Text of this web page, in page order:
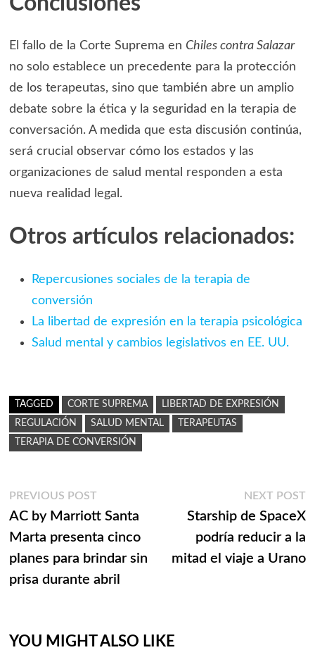
El fallo de la Corte Suprema en Chiles contra Salazar
no solo establece un precedente para la protección
de los terapeutas, sino que también abre un amplio
debate sobre la ética y la seguridad en la terapia de
conversación. A medida que esta discusión continúa,
será crucial observar cómo los estados y las
organizaciones de salud mental responden a esta
nueva realidad legal.
Otros artículos relacionados:
Repercusiones sociales de la terapia de
conversión
La libertad de expresión en la terapia psicológica
Salud mental y cambios legislativos en EE. UU.
TAGGED CORTE SUPREMA
LIBERTAD DE EXPRESIÓN
REGULACIÓN
SALUD MENTAL
TERAPEUTAS
TERAPIA DE CONVERSIÓN
Navegación
de
entradas
PREVIOUS POSTPrevious
post:
AC by Marriott Santa
Marta presenta cinco
planes para brindar sin
prisa durante abril
NEXT POST
Starship de SpaceX
podría reducir a la
mitad el viaje a Urano
YOU MIGHT ALSO LIKE